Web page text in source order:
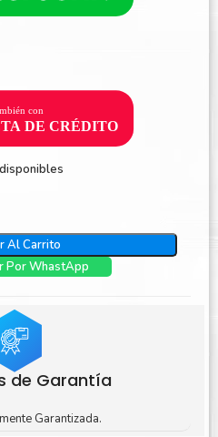
Al Carrito
Por WhastApp
de Garantía
Garantizada.